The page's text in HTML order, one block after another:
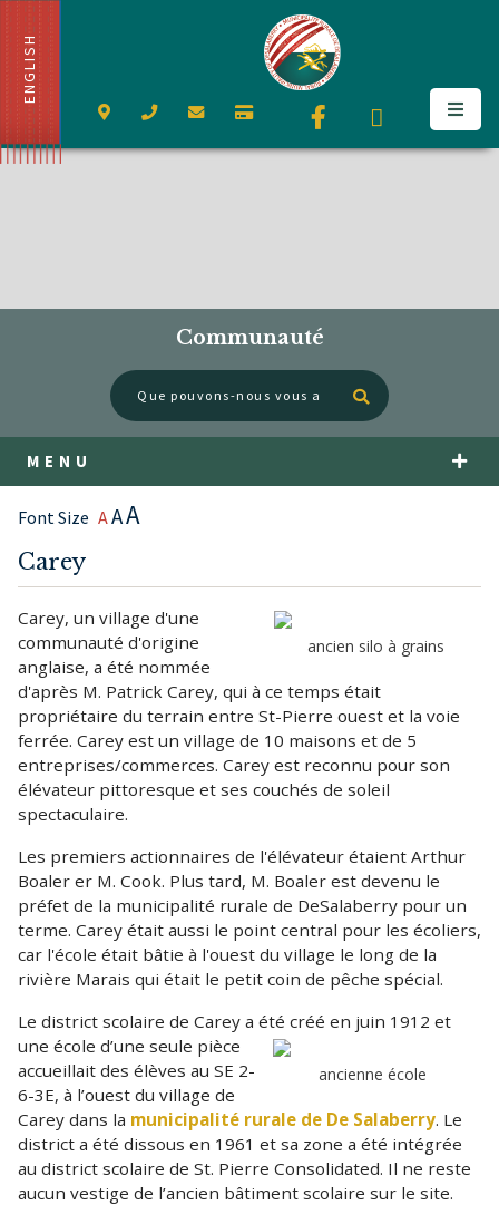
ENGLISH
Communauté
Type here to
MENU
Carey
Font Size AAA
ancien silo à grains
Carey, un village d'une
communauté d'origine
anglaise, a été nommée
d'après M. Patrick Carey, qui à ce temps était
propriétaire du terrain entre St-Pierre ouest et la voie
ferrée. Carey est un village de 10 maisons et de 5
entreprises/commerces. Carey est reconnu pour son
élévateur pittoresque et ses couchés de soleil
spectaculaire.
Les premiers actionnaires de l'élévateur étaient Arthur
Boaler er M. Cook. Plus tard, M. Boaler est devenu le
préfet de la municipalité rurale de DeSalaberry pour un
terme. Carey était aussi le point central pour les écoliers,
car l'école était bâtie à l'ouest du village le long de la
rivière Marais qui était le petit coin de pêche spécial.
Le district scolaire de Carey a été créé en juin 1912 et
une école d’une seule pièce
ancienne école
accueillait des élèves au SE 2-
6-3E, à l’ouest du village de
Carey dans la municipalité rurale de De Salaberry. Le
district a été dissous en 1961 et sa zone a été intégrée
au district scolaire de St. Pierre Consolidated. Il ne reste
aucun vestige de l’ancien bâtiment scolaire sur le site.